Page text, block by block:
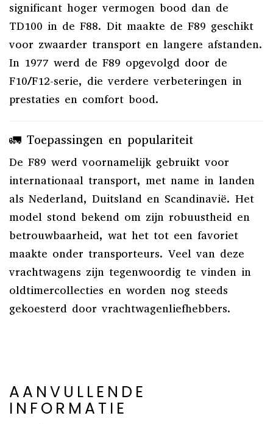
significant hoger vermogen bood dan de
TD100 in de F88. Dit maakte de F89 geschikt
voor zwaarder transport en langere afstanden.
In 1977 werd de F89 opgevolgd door de
F10/F12-serie, die verdere verbeteringen in
prestaties en comfort bood.
🚛 Toepassingen en populariteit
De F89 werd voornamelijk gebruikt voor
internationaal transport, met name in landen
als Nederland, Duitsland en Scandinavië. Het
model stond bekend om zijn robuustheid en
betrouwbaarheid, wat het tot een favoriet
maakte onder transporteurs. Veel van deze
vrachtwagens zijn tegenwoordig te vinden in
oldtimercollecties en worden nog steeds
gekoesterd door vrachtwagenliefhebbers.
AANVULLENDE
INFORMATIE